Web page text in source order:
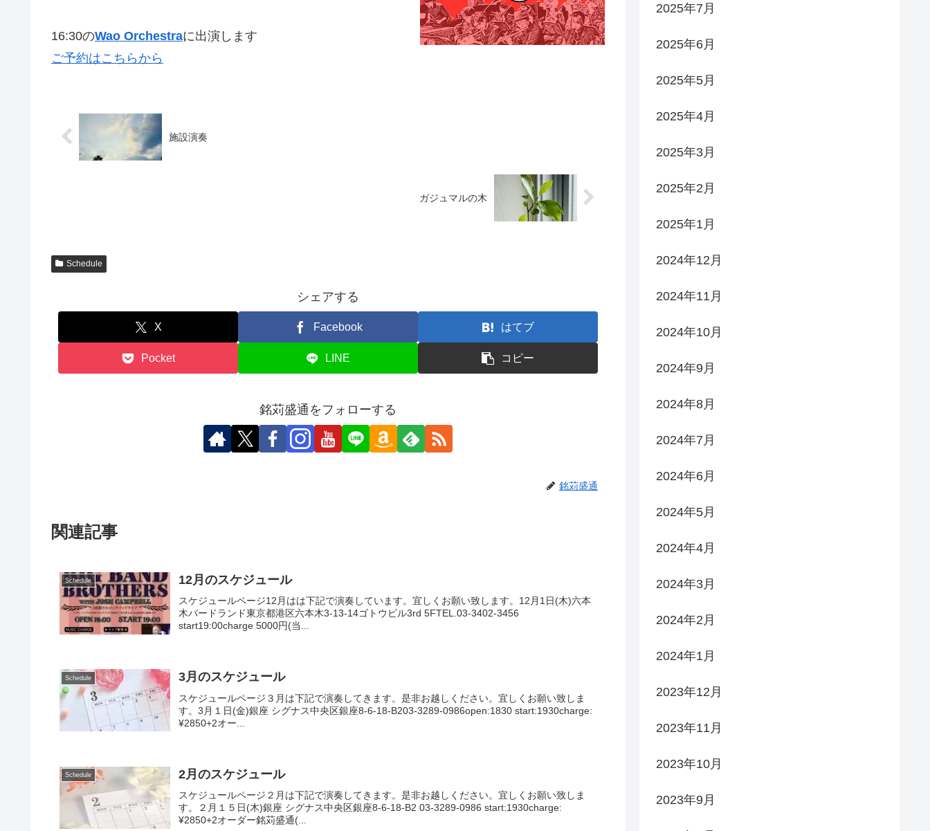
16:30のWao Orchestraに出演します
ご予約はこちらから
施設演奏
ガジュマルの木
Schedule
シェアする
X Facebook はてブ
Pocket LINE コピー
銘苅盛通をフォローする
銘苅盛通
関連記事
Schedule 12月のスケジュール
スケジュールページ12月はは下記で演奏しています。宜しくお願い致します。12月1日(木)六本
木バードランド東京都港区六本木3-13-14ゴトウビル3rd 5FTEL.03-3402-3456
start19:00charge 5000円(当...
Schedule 3月のスケジュール
スケジュールページ３月は下記で演奏してきます。是非お越しください。宜しくお願い致しま
す。3月１日(金)銀座 シグナス中央区銀座8-6-18-B203-3289-0986open:1830 start:1930charge:
¥2850+2オー...
Schedule 2月のスケジュール
スケジュールページ２月は下記で演奏してきます。是非お越しください。宜しくお願い致しま
す。２月１５日(木)銀座 シグナス中央区銀座8-6-18-B2 03-3289-0986 start:1930charge:
¥2850+2オーダー銘苅盛通(...
2025年7月
2025年6月
2025年5月
2025年4月
2025年3月
2025年2月
2025年1月
2024年12月
2024年11月
2024年10月
2024年9月
2024年8月
2024年7月
2024年6月
2024年5月
2024年4月
2024年3月
2024年2月
2024年1月
2023年12月
2023年11月
2023年10月
2023年9月